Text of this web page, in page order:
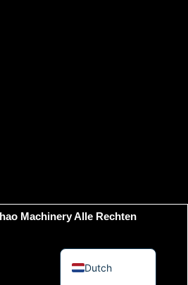
Machinery Alle Rechten
Dutch
Arabic